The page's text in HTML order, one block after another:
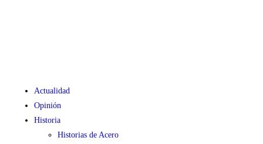
Actualidad
Opinión
Historia
Historias de Acero